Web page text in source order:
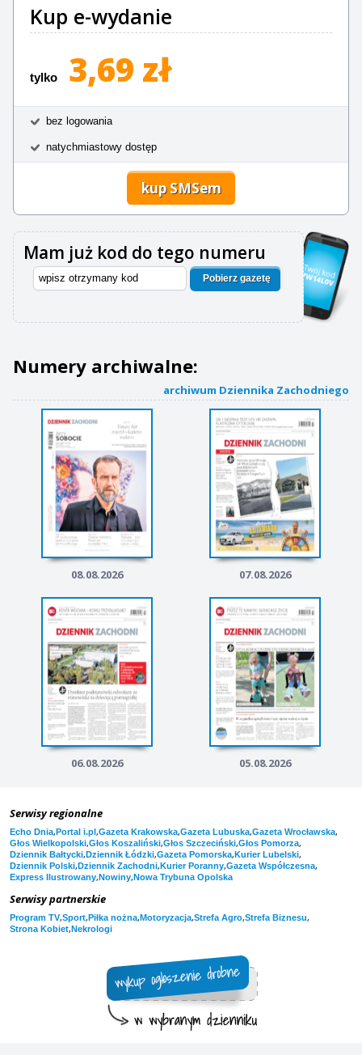
Kup e-wydanie
tylko 3,69 zł
bez logowania
natychmiastowy dostęp
kup SMSem
Mam już kod do tego numeru
Pobierz gazetę
Numery archiwalne:
archiwum Dziennika Zachodniego
08.08.2026 07.08.2026
06.08.2026 05.08.2026
Serwisy regionalne
Echo Dnia,Portal i.pl,Gazeta Krakowska,Gazeta Lubuska,Gazeta Wrocławska,
Głos Wielkopolski,Głos Koszaliński,Głos Szczeciński,Głos Pomorza,
Dziennik Bałtycki,Dziennik Łódzki,Gazeta Pomorska,Kurier Lubelski,
Dziennik Polski,Dziennik Zachodni,Kurier Poranny,Gazeta Współczesna,
Express Ilustrowany,Nowiny,Nowa Trybuna Opolska
Serwisy partnerskie
Program TV,Sport,Piłka nożna,Motoryzacja,Strefa Agro,Strefa Biznesu,
Strona Kobiet,Nekrologi